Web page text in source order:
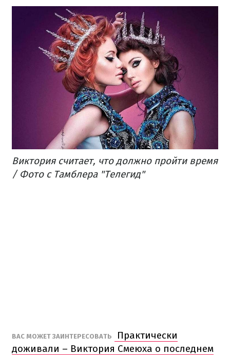
Виктория считает, что должно пройти время
/ Фото с Тамблера "Телегид"
ВАС МОЖЕТ ЗАИНТЕРЕСОВАТЬ
Практически
доживали – Виктория Смеюха о последнем